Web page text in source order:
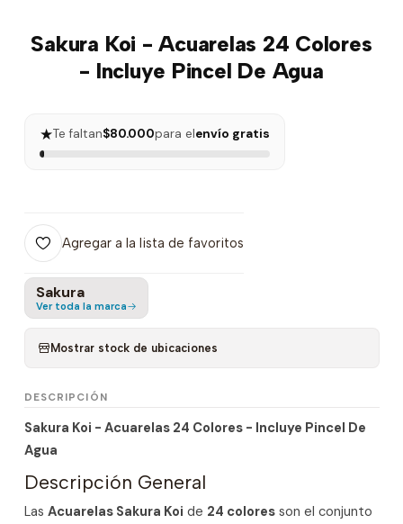
Sakura Koi - Acuarelas 24 Colores
- Incluye Pincel De Agua
★Te faltan$80.000para elenvío gratis
Agregar a la lista de favoritos
Sakura
Ver toda la marca
Mostrar stock de ubicaciones
DESCRIPCIÓN
Sakura Koi - Acuarelas 24 Colores - Incluye Pincel De
Agua
Descripción General
Las Acuarelas Sakura Koi de 24 coloresson el conjunto